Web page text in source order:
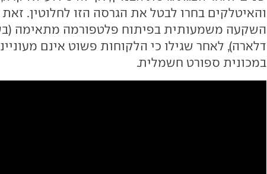
והאיטלקים בחרו לבטל את הגרסה הזו לחלוטין.
השקעה משמעותית בפיתוח פלטפורמה מתאימה
דלארה), לאחר שגילו כי הלקוחות פשוט אינם
במכונית ספורט חשמלית.